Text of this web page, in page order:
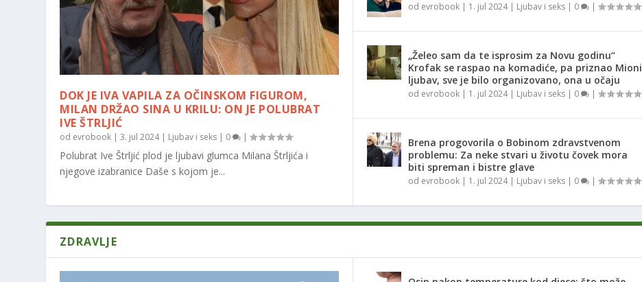
DOK JE IVA VAPILA ZA OČINSKOM FIGUROM,
MILAN DRŽAO SINA U KRILU: ON JE POLUBRAT
IVE ŠTRLJIĆ
od evrobook |3. jul 2024| Ljubav i seks | 0 |
Polubrat Ive Štrljić plod je ljubavi glumca Milana Štrljića i
njegove izabranice Daše s kojom je...
od evrobook| 1. jul 2024| Ljubav i seks| 0 |
„Želeo sam da te isprosim za Novu godinu“
Krofak se raspao na komadiće, pa priznao Mioni
ljubav, sve je bilo organizovano, ona u očaju
od evrobook| 1. jul 2024| Ljubav i seks| 0 |
Brena progovorila o Bobinom zdravstvenom
problemu: Za neke stvari u životu čovek mora
biti spreman i bistre glave
od evrobook| 1. jul 2024| Ljubav i seks| 0 |
ZDRAVLJE